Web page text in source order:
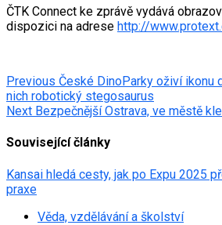
ČTK Connect ke zprávě vydává
dispozici na adrese http://
Post
navigation
Previous České DinoParky oživí ikonu
nich robotický stegosaurus
Next Bezpečnější Ostrava, ve městě
Související články
Kansai hledá cesty, jak po Expu 2025
praxe
Věda, vzdělávání a školství